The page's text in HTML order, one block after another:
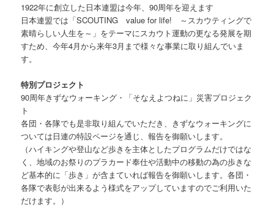
1922年に創立した日本連盟は今年、90周年を迎えます
日本連盟では「SCOUTING value for life! ～スカウティングで
素晴らしい人生を～」をテーマにスカウト運動の更なる発展を期
すため、今年4月から来年3月まで様々な事業に取り組んでいま
す。
特別プロジェクト
90周年きずなウォーキング・「そなえよつねに」災害プロジェク
ト
各団・各隊でも是非取り組んでいただき、きずなウォーキングに
ついては日連の特設ページを通じ、報告を御願いします。
（ハイキングや登山など歩きを主体としたプログラムだけではな
く、地域のお祭りのプラカード奉仕や活動中の移動の為の歩きな
ど基本的に「歩き」が含まていれば報告を御願いします。各団・
各隊で表彰が出来るよう様式をアップしていますのでご利用いた
だけます。）